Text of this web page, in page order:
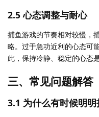
2.5 心态调整与耐心
捕鱼游戏的节奏相对较慢，
略。过于急功近利的心态可
此，保持冷静、稳定的心态
三、常见问题解答
3.1 为什么有时候明